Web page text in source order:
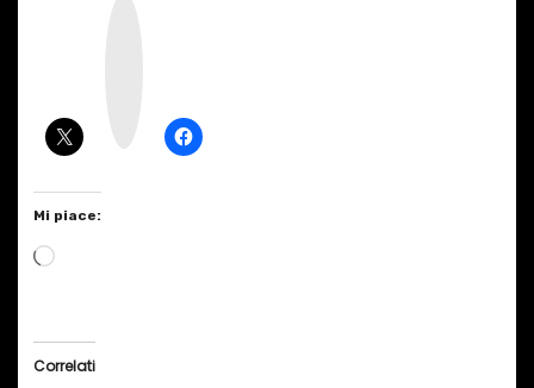
Mi piace:
C
Correlati